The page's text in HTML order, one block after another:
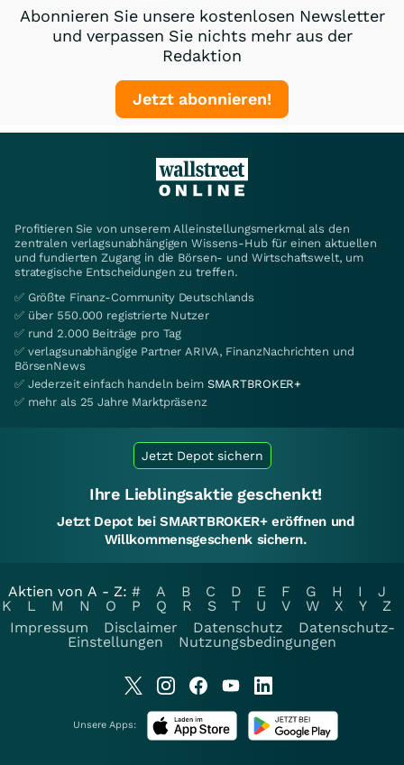
Abonnieren Sie unsere kostenlosen Newsletter
und verpassen Sie nichts mehr aus der
Redaktion
Jetzt abonnieren!
Profitieren Sie von unserem Alleinstellungsmerkmal als den
zentralen verlagsunabhängigen Wissens-Hub für einen aktuellen
und fundierten Zugang in die Börsen- und Wirtschaftswelt, um
strategische Entscheidungen zu treffen.
✅ Größte Finanz-Community Deutschlands
✅ über 550.000 registrierte Nutzer
✅ rund 2.000 Beiträge pro Tag
✅ verlagsunabhängige Partner ARIVA, FinanzNachrichten und
BörsenNews
✅ Jederzeit einfach handeln beim SMARTBROKER+
✅ mehr als 25 Jahre Marktpräsenz
Jetzt Depot sichern
Ihre Lieblingsaktie geschenkt!
Jetzt Depot bei SMARTBROKER+ eröffnen und
Willkommensgeschenk sichern.
Aktien von A - Z: # A B C D E F G H I
J
K
L M N O P Q R S T U V W X Y
Z
Impressum
Disclaimer Datenschutz
Datenschutz-
Einstellungen
Nutzungsbedingungen
Unsere Apps: